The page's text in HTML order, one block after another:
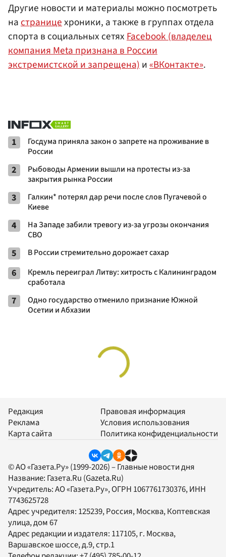
Другие новости и материалы можно посмотреть
на страницехроники, а также в группах отдела
спорта в социальных сетях Facebook (владелец
компания Meta признана в России
экстремистской и запрещена) и«ВКонтакте».
1
Госдума приняла закон о запрете на проживание в
России
2
Рыбоводы Армении вышли на протесты из-за
закрытия рынка России
3
Галкин* потерял дар речи после слов Пугачевой о
Киеве
4
На Западе забили тревогу из-за угрозы окончания
СВО
5 В России стремительно дорожает сахар
6
Кремль переиграл Литву: хитрость с Калининградом
сработала
7
Одно государство отменило признание Южной
Осетии и Абхазии
Редакция
Реклама
Карта сайта
Правовая информация
Условия использования
Политика конфиденциальности
© АО «Газета.Ру» (1999-2026) – Главные новости дня
Название: Газета.Ru (Gazeta.Ru)
Учредитель:АО «Газета.Ру», ОГРН 1067761730376, ИНН
7743625728
Адрес учредителя: 125239, Россия, Москва, Коптевская
улица, дом 67
Адрес редакции и издателя: 117105, г. Москва,
Варшавское шоссе, д.9, стр.1